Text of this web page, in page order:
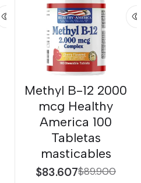
Methyl B-12 2000
mcg Healthy
America 100
Tabletas
masticables
$83.607$89.900